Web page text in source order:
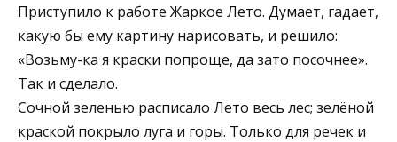
Приступило к работе Жаркое Лето. Думает, гадает,
какую бы ему картину нарисовать, и решило:
«Возьму-ка я краски попроще, да зато посочнее».
Так и сделало.
Сочной зеленью расписало Лето весь лес; зелёной
краской покрыло луга и горы. Только для речек и